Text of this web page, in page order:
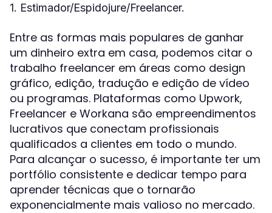
1. Estimador/Espidojure/Freelancer.
Entre as formas mais populares de ganhar
um dinheiro extra em casa, podemos citar o
trabalho freelancer em áreas como design
gráfico, edição, tradução e edição de vídeo
ou programas. Plataformas como Upwork,
Freelancer e Workana são empreendimentos
lucrativos que conectam profissionais
qualificados a clientes em todo o mundo.
Para alcançar o sucesso, é importante ter um
portfólio consistente e dedicar tempo para
aprender técnicas que o tornarão
exponencialmente mais valioso no mercado.